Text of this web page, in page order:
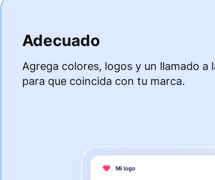
Adecuado
Agrega colores, logos y un llamado a
para que coincida con tu marca.